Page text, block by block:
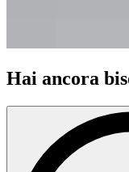
Hai ancora